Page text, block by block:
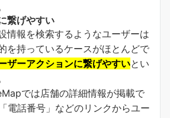
繋げやすい
情報を検索するようなユーザーは
を持っているケースがほとんどで
ザーアクションに繋げやすいとい
では店舗の詳細情報が掲載で
電話番号」などのリンクからユー